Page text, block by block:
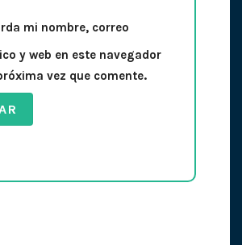
mi nombre, correo
y web en este navegador
vez que comente.